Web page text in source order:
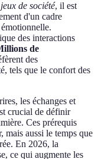
de société, il est
d'un cadre
des interactions
de
des
tels que le confort des
les échanges et
crucial de définir
Ces prérequis
mais aussi le temps que
En 2026, la
ce qui augmente les